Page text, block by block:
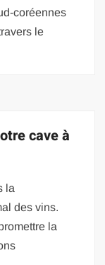
coréennes
le
cave à
la
des vins.
la